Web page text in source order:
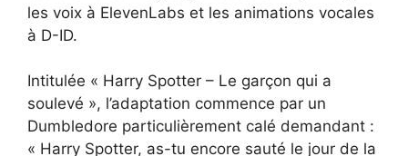
les voix à ElevenLabs et les animations vocales
à D-ID.
Intitulée « Harry Spotter – Le garçon qui a
soulevé », l’adaptation commence par un
Dumbledore particulièrement calé demandant :
« Harry Spotter, as-tu encore sauté le jour de la